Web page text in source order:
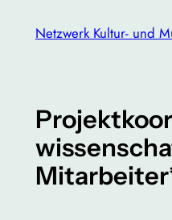
InhaltNetzwerk Kultur- und